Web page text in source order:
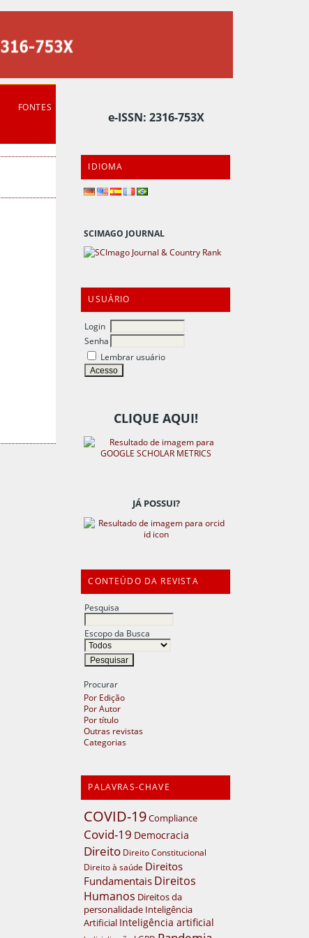
e-ISSN: 2316-753X
IDIOMA
SCIMAGO JOURNAL
USUÁRIO
Login
Senha
Lembrar usuário
CLIQUE AQUI!
JÁ POSSUI?
CONTEÚDO DA REVISTA
Pesquisa
Escopo da Busca
Procurar
Por Edição
Por Autor
Por título
Outras revistas
Categorias
PALAVRAS-CHAVE
COVID-19Compliance
Covid-19 Democracia
Direito Direito Constitucional
Direito à saúde Direitos
Fundamentais Direitos
Humanos Direitos da
personalidade Inteligência
Artificial Inteligência artificial
FONTES